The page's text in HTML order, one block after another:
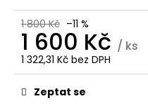
1 800 Kč –11 %
1 600 Kč / ks
1 322,31 Kč bez DPH
Měrná
cena:Zeptat se
p
o
u
č
u